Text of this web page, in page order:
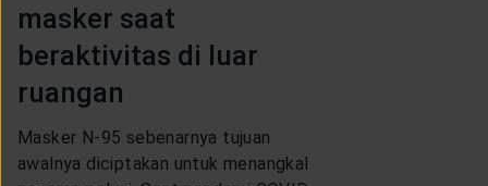
masker saat
beraktivitas di luar
ruangan
Masker N-95 sebenarnya tujuan
awalnya diciptakan untuk menangkal